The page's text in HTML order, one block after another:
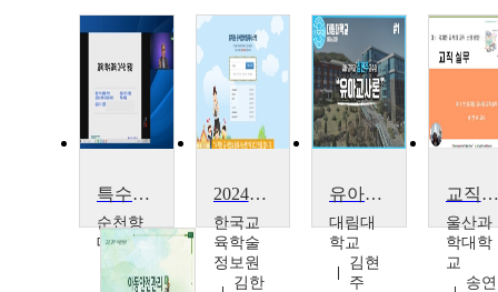
특수교육 이슈와 동향
순천향
대학교
김진
호
2024년 정시 1차 및 수시 유치원 정보공시 시스템 입력방법
한국교
육학술
정보원
김한
유아교사론
대림대
학교
김현
주
교직실무
울산과
학대학
교
송연